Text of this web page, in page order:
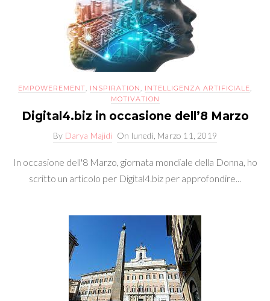
EMPOWEREMENT INSPIRATION INTELLIGENZA ARTIFICIALE
MOTIVATION
Digital4.biz in occasione dell’8 Marzo
By Darya Majidi On lunedì, Marzo 11, 2019
In occasione dell'8 Marzo, giornata mondiale della Donna, ho
scritto un articolo per Digital4.biz per approfondire...